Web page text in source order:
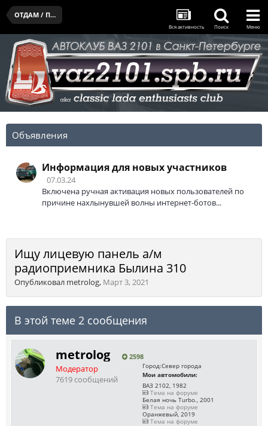
ОТДАМ / ПОДАРЮ / ПРИМУ В ДАР
Вся активность Поиск Меню
Объявления
Информация для новых участников
07.03.24
Включена ручная активация новых пользователей по
причине нахлынувшей волны интернет-ботов...
Ищу лицевую панель а/м
радиоприемника Былина 310
Опубликовал metrolog, Март 3, 2021
В этой теме 2 сообщения
metrolog 2598
Модератор
7619 сообщений
Город:Север города
Мои автомобили:
ВАЗ 2102, 1982
Тема на форуме
Белая ночь Turbo., 2001
Тема на форуме
Оранжевый, 2019
Тема на форуме